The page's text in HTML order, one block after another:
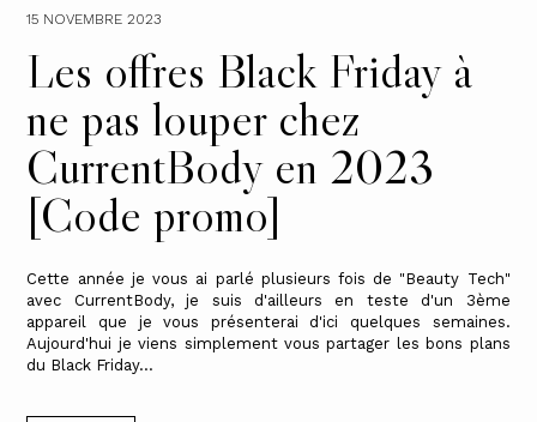
15 NOVEMBRE 2023
Les offres Black Friday à
ne pas louper chez
CurrentBody en 2023
[Code promo]
Cette année je vous ai parlé plusieurs fois de "Beauty Tech"
avec CurrentBody, je suis d'ailleurs en teste d'un 3ème
appareil que je vous présenterai d'ici quelques semaines.
Aujourd'hui je viens simplement vous partager les bons plans
du Black Friday...